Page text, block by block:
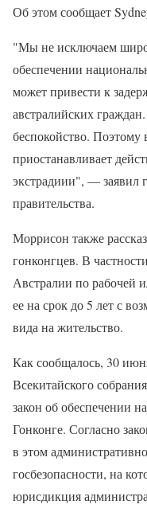
Об этом сообщает
"Мы не исключаем
обеспечении
может привести к
австралийских
беспокойство. Поэтому
приостанавливает
экстрадиии", — заявил
правительства.
Моррисон также
гонконгцев. В
Австралии по рабочей
ее на срок до 5 лет с
вида на жительство.
Как сообщалось, 30
Всекитайского
закон об обеспечении
Гонконге. Согласно
в этом
госбезопасности, на
юрисдикция